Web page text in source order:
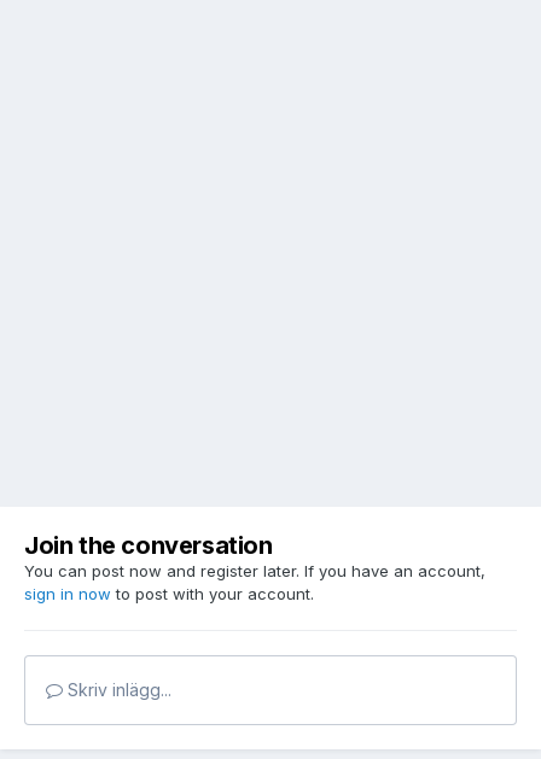
Join the conversation
You can post now and register later. If you have an account,
sign in now to post with your account.
Skriv inlägg...